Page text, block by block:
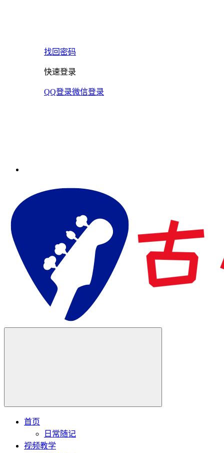
找回密码
快速登录
QQ登录微信登录
首页
日常随记
视频教学